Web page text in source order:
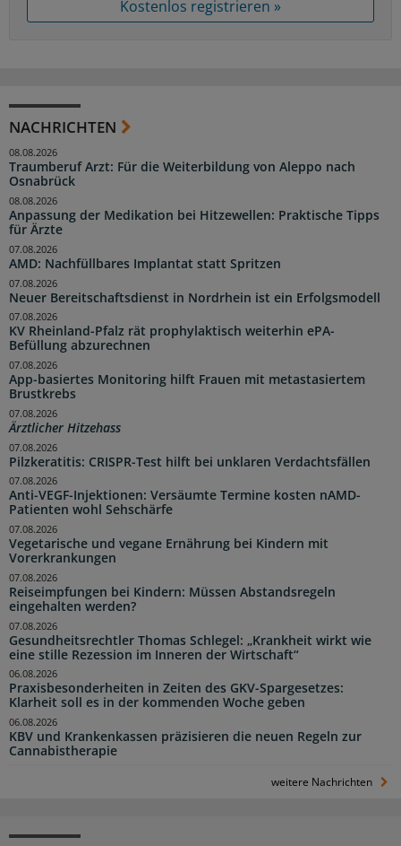
Kostenlos registrieren »
NACHRICHTEN
Traumberuf Arzt: Für die Weiterbildung von Aleppo nach
Osnabrück
08.08.2026
Anpassung der Medikation bei Hitzewellen: Praktische Tipps
für Ärzte
08.08.2026
AMD: Nachfüllbares Implantat statt Spritzen
07.08.2026
Neuer Bereitschaftsdienst in Nordrhein ist ein Erfolgsmodell
07.08.2026
KV Rheinland-Pfalz rät prophylaktisch weiterhin ePA-
Befüllung abzurechnen
07.08.2026
App-basiertes Monitoring hilft Frauen mit metastasiertem
Brustkrebs
07.08.2026
Ärztlicher Hitzehass
07.08.2026
Pilzkeratitis: CRISPR-Test hilft bei unklaren Verdachtsfällen
07.08.2026
Anti-VEGF-Injektionen: Versäumte Termine kosten nAMD-
Patienten wohl Sehschärfe
07.08.2026
Vegetarische und vegane Ernährung bei Kindern mit
Vorerkrankungen
07.08.2026
Reiseimpfungen bei Kindern: Müssen Abstandsregeln
eingehalten werden?
07.08.2026
Gesundheitsrechtler Thomas Schlegel: „Krankheit wirkt wie
eine stille Rezession im Inneren der Wirtschaft“
07.08.2026
Praxisbesonderheiten in Zeiten des GKV-Spargesetzes:
Klarheit soll es in der kommenden Woche geben
06.08.2026
KBV und Krankenkassen präzisieren die neuen Regeln zur
Cannabistherapie
06.08.2026
weitere Nachrichten